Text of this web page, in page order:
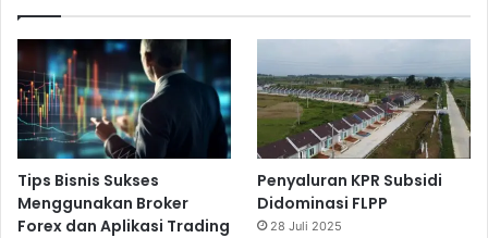
Tips Bisnis Sukses
Menggunakan Broker
Forex dan Aplikasi Trading
Penyaluran KPR Subsidi
Didominasi FLPP
28 Juli 2025